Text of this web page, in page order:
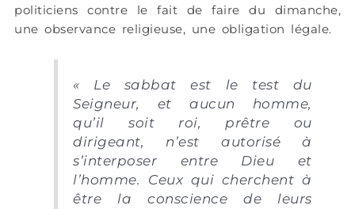
politiciens contre le fait de faire du dimanche,
une observance religieuse, une obligation légale.
« Le sabbat est le test du
Seigneur, et aucun homme,
qu’il soit roi, prêtre ou
dirigeant, n’est autorisé à
s’interposer entre Dieu et
l’homme. Ceux qui cherchent à
être la conscience de leurs